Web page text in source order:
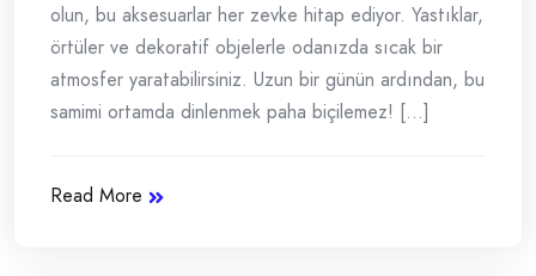
olun, bu aksesuarlar her zevke hitap ediyor. Yastıklar,
örtüler ve dekoratif objelerle odanızda sıcak bir
atmosfer yaratabilirsiniz. Uzun bir günün ardından, bu
samimi ortamda dinlenmek paha biçilemez! [...]
Read More